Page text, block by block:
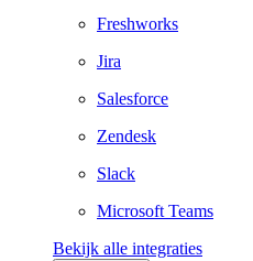
Freshworks
Jira
Salesforce
Zendesk
Slack
Microsoft Teams
Bekijk alle integraties